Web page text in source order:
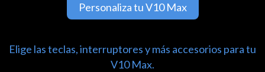
Personaliza tu V10 Max
Elige las teclas, interruptores y más accesorios para tu
V10 Max.